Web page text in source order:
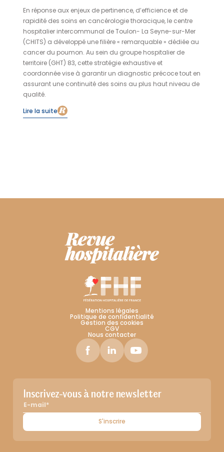
En réponse aux enjeux de pertinence, d’efficience et de
rapidité des soins en cancérologie thoracique, le centre
hospitalier intercommunal de Toulon- La Seyne-sur-Mer
(CHITS) a développé une filière « remarquable » dédiée au
cancer du poumon. Au sein du groupe hospitalier de
territoire (GHT) 83, cette stratégie exhaustive et
coordonnée vise à garantir un diagnostic précoce tout en
assurant une continuité des soins au plus haut niveau de
qualité.
Lire la suite
Mentions légales
Politique de confidentialité
Gestion des cookies
CGV
Nous contacter
Inscrivez-vous à notre newsletter
S'inscrire